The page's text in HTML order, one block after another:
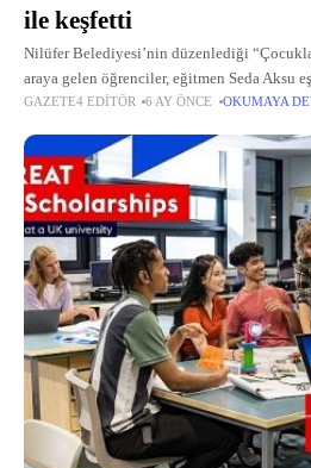
ile keşfetti
Nilüfer Belediyesi’nin düzenlediği
araya gelen öğrenciler, eğitmen Seda Aksu
sorumluluk kavramlarını kendi
GAZETE4 EDITÖR 6 AY ÖNCE OKUMAYA